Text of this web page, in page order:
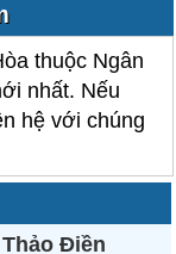
thuộc Ngân
nhất. Nếu
hệ với chúng
Điền